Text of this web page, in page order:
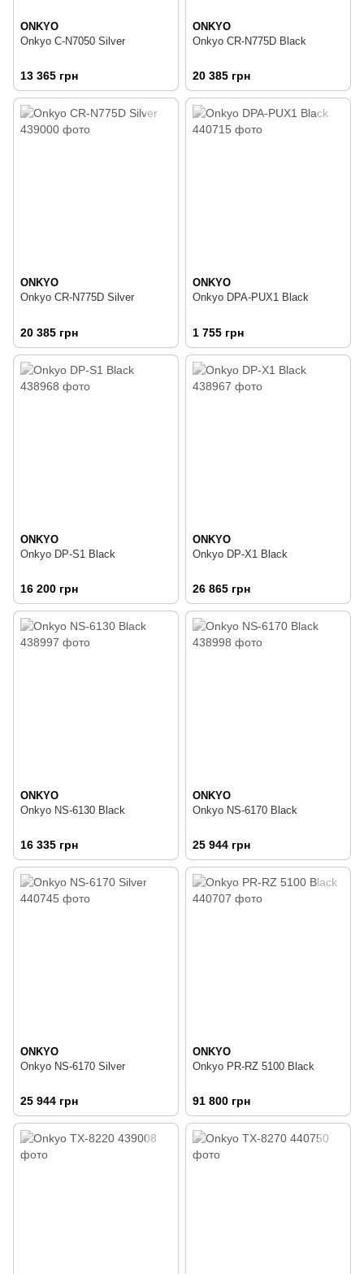
ONKYO
Onkyo C-N7050 Silver
13 365 грн
ONKYO
Onkyo CR-N775D Black
20 385 грн
ONKYO
Onkyo CR-N775D Silver
20 385 грн
ONKYO
Onkyo DPA-PUX1 Black
1 755 грн
ONKYO
Onkyo DP-S1 Black
16 200 грн
ONKYO
Onkyo DP-X1 Black
26 865 грн
ONKYO
Onkyo NS-6130 Black
16 335 грн
ONKYO
Onkyo NS-6170 Black
25 944 грн
ONKYO
Onkyo NS-6170 Silver
25 944 грн
ONKYO
Onkyo PR-RZ 5100 Black
91 800 грн